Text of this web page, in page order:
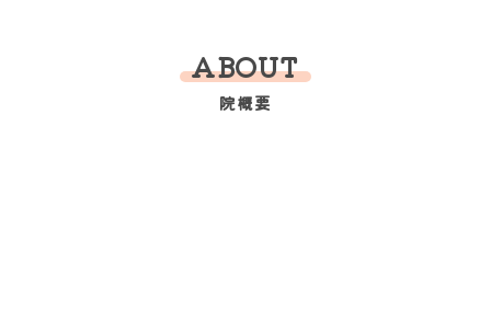
院概要
ABOUT